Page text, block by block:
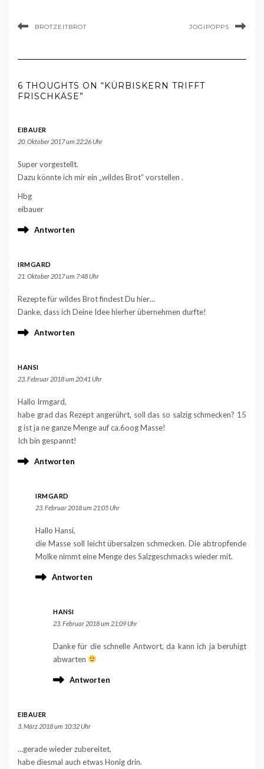
BROTZEITBROT JOGIPOPPS
6 THOUGHTS ON “KÜRBISKERN TRIFFT
FRISCHKÄSE”
EIBAUER
20. Oktober 2017 um 22:26 Uhr
Super vorgestellt.
Dazu könnte ich mir ein „wildes Brot“ vorstellen .
Hbg
eibauer
Antworten
IRMGARD
21. Oktober 2017 um 7:48 Uhr
Rezepte für wildes Brot findest Du hier…
Danke, dass ich Deine Idee hierher übernehmen durfte!
Antworten
HANSI
23. Februar 2018 um 20:41 Uhr
Hallo Irmgard,
habe grad das Rezept angerührt, soll das so salzig schmecken? 15
g ist ja ne ganze Menge auf ca.6oog Masse!
Ich bin gespannt!
Antworten
IRMGARD
23. Februar 2018 um 21:05 Uhr
Hallo Hansi,
die Masse soll leicht übersalzen schmecken. Die abtropfende
Molke nimmt eine Menge des Salzgeschmacks wieder mit.
Antworten
HANSI
23. Februar 2018 um 21:09 Uhr
Danke für die schnelle Antwort, da kann ich ja beruhigt
abwarten
Antworten
EIBAUER
3. März 2018 um 10:32 Uhr
…gerade wieder zubereitet,
habe diesmal auch etwas Honig drin.